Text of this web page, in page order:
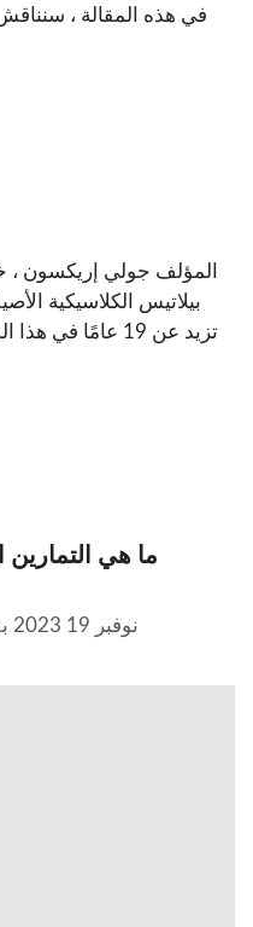
المؤلف جولي إريكسون ،
بيلاتيس الكلاسيكية
تزيد عن 19 عامًا
ما هي
نوفبر 19 2023